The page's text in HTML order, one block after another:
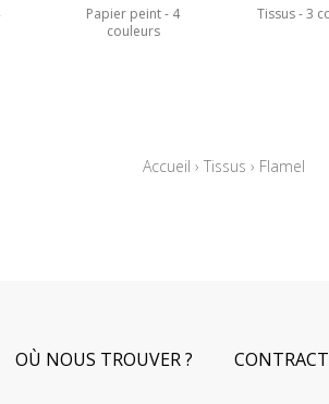
Papier peint
4
couleurs
Tissus 3
Accueil › Tissus › Flamel
OÙ NOUS TROUVER ? CONTRACT